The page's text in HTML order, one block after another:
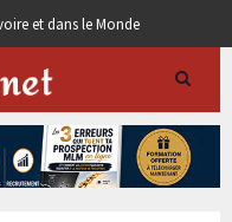
et dans le Monde